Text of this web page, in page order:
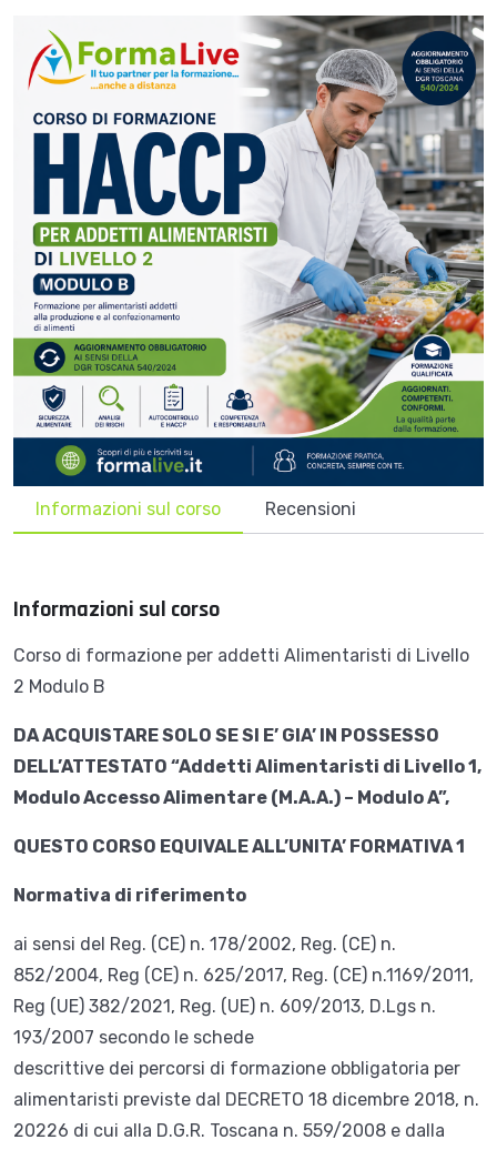
Informazioni sul corso Recensioni
Informazioni sul corso
Corso di formazione per addetti Alimentaristi di Livello
2 Modulo B
DA ACQUISTARE SOLO SE SI E’ GIA’ IN POSSESSO
DELL’ATTESTATO “Addetti Alimentaristi di Livello 1,
Modulo Accesso Alimentare (M.A.A.) – Modulo A”,
QUESTO CORSO EQUIVALE ALL’UNITA’ FORMATIVA 1
Normativa di riferimento
ai sensi del Reg. (CE) n. 178/2002, Reg. (CE) n.
852/2004, Reg (CE) n. 625/2017, Reg. (CE) n.1169/2011,
Reg (UE) 382/2021, Reg. (UE) n. 609/2013, D.Lgs n.
193/2007 secondo le schede
descrittive dei percorsi di formazione obbligatoria per
alimentaristi previste dal DECRETO 18 dicembre 2018, n.
20226 di cui alla D.G.R. Toscana n. 559/2008 e dalla